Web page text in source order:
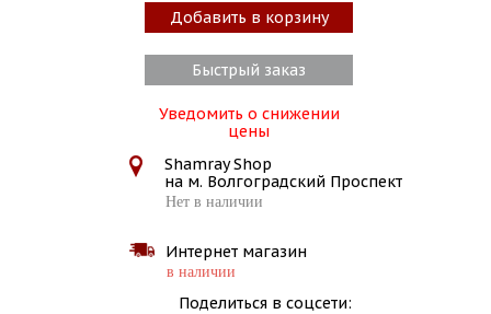
Добавить в корзину
Быстрый заказ
Уведомить о снижении
цены
Shamray Shop
на м. Волгоградский Проспект
Нет в наличии
Интернет магазин
в наличии
Поделиться в соцсети: